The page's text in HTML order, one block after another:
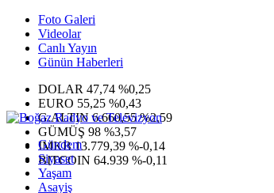
Foto Galeri
Videolar
Canlı Yayın
Günün Haberleri
DOLAR 47,74 %0,25
EURO 55,25 %0,43
G.ALTIN6.660,55 %2,59
GÜMÜŞ 98 %3,57
IMKB13.779,39 %-0,14
BITCOIN 64.939 %-0,11
Gündem
Siyaset
Yaşam
Asayiş